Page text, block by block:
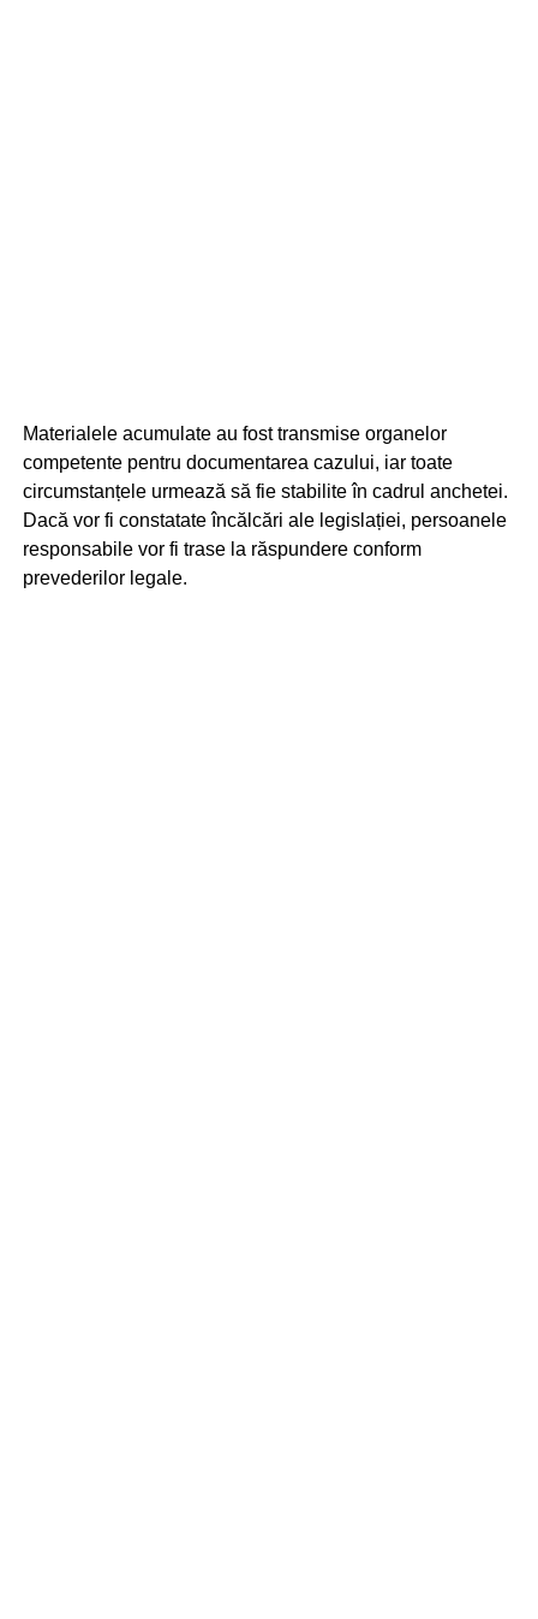
Materialele acumulate au fost transmise organelor
competente pentru documentarea cazului, iar toate
circumstanțele urmează să fie stabilite în cadrul anchetei.
Dacă vor fi constatate încălcări ale legislației, persoanele
responsabile vor fi trase la răspundere conform
prevederilor legale.